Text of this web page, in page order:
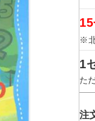
※
1
た
注